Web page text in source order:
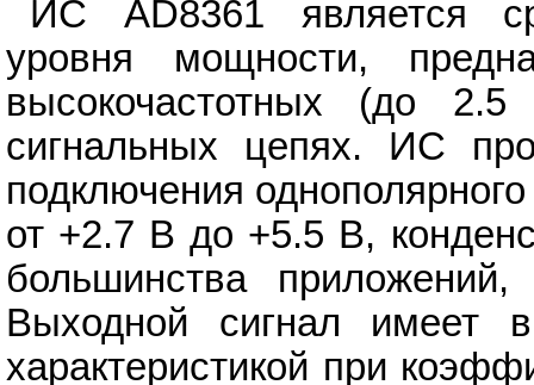
ИС AD8361 является
уровня мощности,
высокочастотных (до
сигнальных цепях. ИС
подключения
от +2.7 В до +5.5 В,
большинства приложений,
Выходной сигнал имеет
характеристикой при